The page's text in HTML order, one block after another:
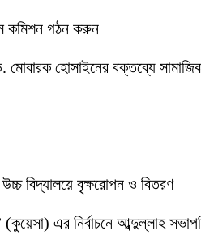
কমিশন গঠন করুন
হোসাইনের বক্তব্যে
বিদ্যালয়ে বৃক্ষরোপন ও বিতরণ
(কুয়েসা) এর নির্বাচনে আব্দুল্লাহ